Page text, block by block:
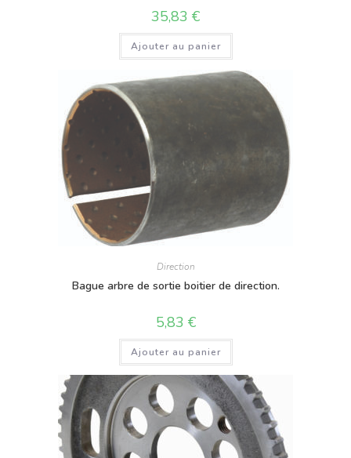
35,83 €
Ajouter au panier
Direction
Bague arbre de sortie boitier de direction.
5,83 €
Ajouter au panier